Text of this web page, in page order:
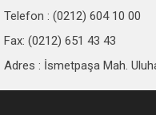
Telefon : (0212) 604 10 00
Fax: (0212) 651 43 43
Adres : İsmetpaşa Mah.